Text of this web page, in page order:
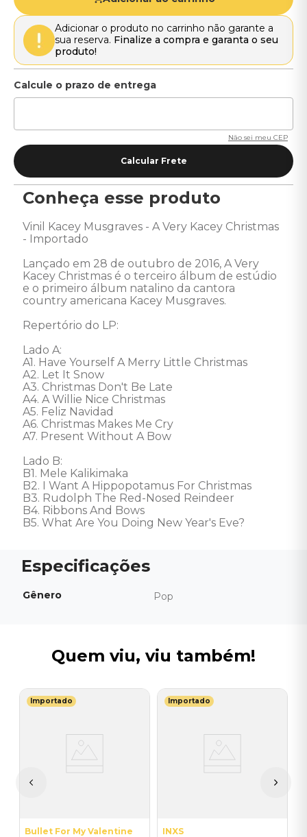
Adicionar o produto no carrinho não garante a
sua reserva. Finalize a compra e garanta o seu
produto!
Não sei meu CEP
Conheça esse produto
Vinil Kacey Musgraves - A Very Kacey Christmas
- Importado
Lançado em 28 de outubro de 2016, A Very
Kacey Christmas é o terceiro álbum de estúdio
e o primeiro álbum natalino da cantora
country americana Kacey Musgraves.
Repertório do LP:
Lado A:
A1. Have Yourself A Merry Little Christmas
A2. Let It Snow
A3. Christmas Don't Be Late
A4. A Willie Nice Christmas
A5. Feliz Navidad
A6. Christmas Makes Me Cry
A7. Present Without A Bow
Lado B:
B1. Mele Kalikimaka
B2. I Want A Hippopotamus For Christmas
B3. Rudolph The Red-Nosed Reindeer
B4. Ribbons And Bows
B5. What Are You Doing New Year's Eve?
Gênero Pop
Quem viu, viu também!
Importado
Bullet For My Valentine
Importado
INXS